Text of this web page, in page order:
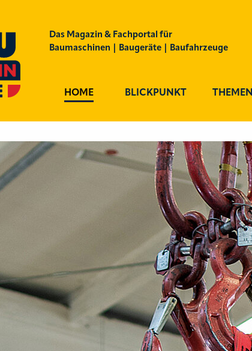
Das Magazin & Fachportal für
Baumaschinen | Baugeräte | Baufahrzeuge
HOME BLICKPUNKT THEMEN